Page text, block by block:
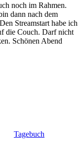
noch im Rahmen.
dann nach dem
Streamstart habe ich
die Couch. Darf nicht
Schönen Abend
Tagebuch